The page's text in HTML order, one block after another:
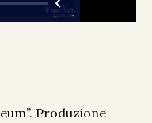
Produzione